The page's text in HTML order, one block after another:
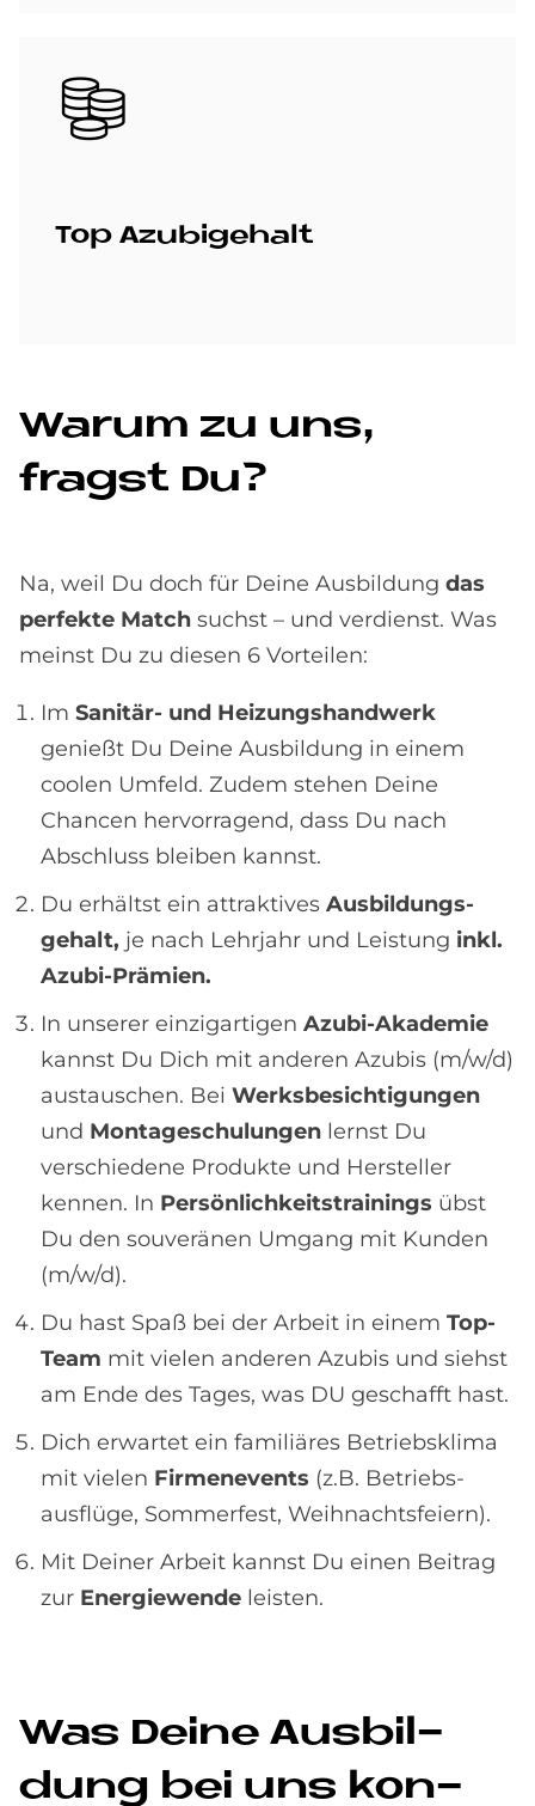
Bild
Top Azu­bi­ge­halt
Wa­rum zu uns,
fragst Du?
Na, weil Du doch für Deine Ausbildung das
perfekte Match suchst – und verdienst. Was
meinst Du zu diesen 6 Vorteilen:
Im Sanitär- und Heizungs­handwerk
genießt Du Deine Ausbildung in einem
coolen Umfeld. Zudem stehen Deine
Chancen hervorragend, dass Du nach
Abschluss bleiben kannst.
Du erhältst ein attraktives Ausbildungs­
gehalt, je nach Lehrjahr und Leistung inkl.
Azubi-Prämien.
In unserer einzigartigen Azubi-Akademie
kannst Du Dich mit anderen Azubis (m/w/d)
austauschen. Bei Werks­besichtigungen
und Montage­schulungen lernst Du
verschiedene Produkte und Hersteller
kennen. In Persönlichkeitstrainings übst
Du den souveränen Umgang mit Kunden
(m/w/d).
Du hast Spaß bei der Arbeit in einem Top-
Team mit vielen anderen Azubis und siehst
am Ende des Tages, was DU geschafft hast.
Dich erwartet ein familiäres Betriebs­klima
mit vielen Firmenevents (z.B. Betriebs­
ausflüge, Sommer­fest, Weihnachts­feiern).
Mit Deiner Arbeit kannst Du einen Beitrag
zur Energiewende leisten.
Was De­i­ne Aus­bil­
dung bei uns kon­